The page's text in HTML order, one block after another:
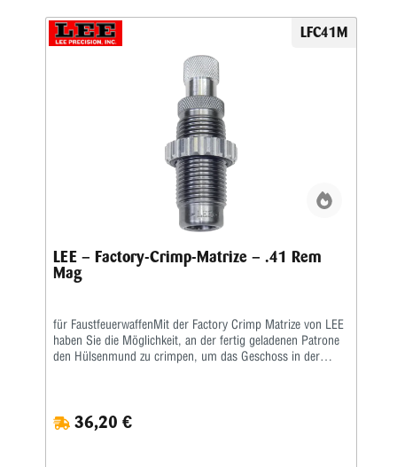
zusätzlicher Hartmetall-Kalibrierring glättet anschließend
aufgeworfenes Material.Der Geschosssitz ist deutlich fester,
als bei anderen Crimpmatrizen.Selbst bei stärksten
Magnum-Revolverladungen werden die Geschosse sicher in
LFC41M
LEE – Factory-Crimp-Matrize – .41 Rem
Mag
für FaustfeuerwaffenMit der Factory Crimp Matrize von LEE
haben Sie die Möglichkeit, an der fertig geladenen Patrone
den Hülsenmund zu crimpen, um das Geschoss in der
Geschoss, bzw. in die Crimprille gepresst.Der Pressdruck
kann durch Verstellen des Matrizenkörpers fein justiert
36,20 €